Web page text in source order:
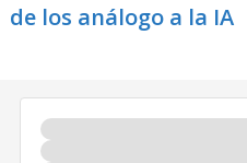
de los análogo a la IA